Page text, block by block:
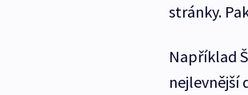
stránky.
Například
nejlevnější